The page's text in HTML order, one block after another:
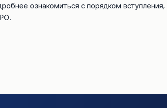
ознакомиться с порядком